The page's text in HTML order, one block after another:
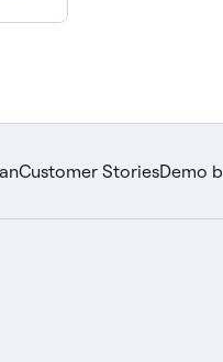
Customer StoriesDemo